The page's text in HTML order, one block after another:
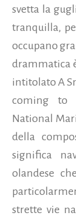
svetta la
tranquilla,
occupano
drammatica
intitolato A
coming to
National
della
significa
olandese
strette vie